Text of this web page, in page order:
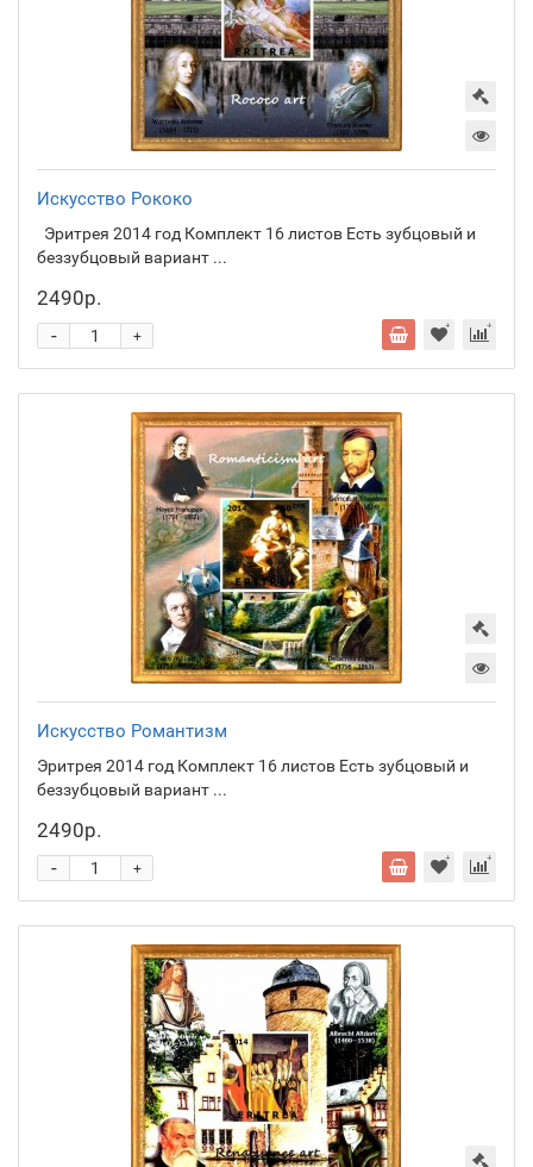
Искусство Рококо
Эритрея 2014 год Комплект 16 листов Есть зубцовый и
беззубцовый вариант ...
2490р.
+
-
Искусство Романтизм
Эритрея 2014 год Комплект 16 листов Есть зубцовый и
беззубцовый вариант ...
2490р.
+
-